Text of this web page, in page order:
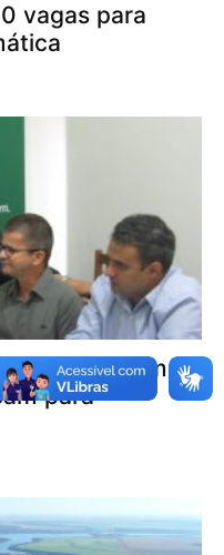
vagas para
reúnem com
para